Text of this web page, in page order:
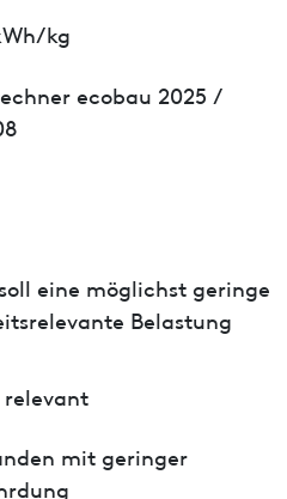
kg
ecobau 2025 /
eine möglichst geringe
Belastung
mit geringer